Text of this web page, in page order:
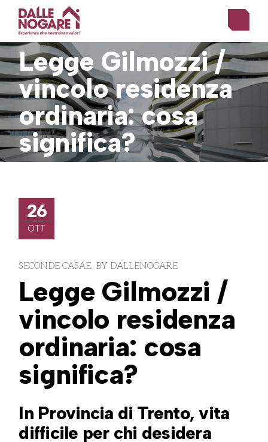
content
Legge Gilmozzi /
vincolo residenza
ordinaria: cosa
significa?
26
OTT
SECONDE CASAE BY DALLENOGARE
Legge Gilmozzi /
vincolo residenza
ordinaria: cosa
significa?
In Provincia di Trento, vita
difficile per chi desidera